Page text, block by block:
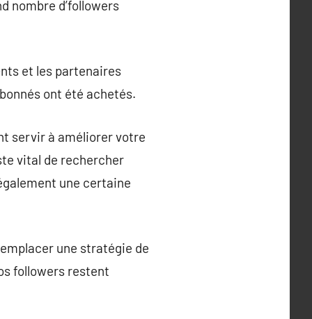
nombre d’followers
et les partenaires
ont été achetés.
servir à améliorer votre
vital de rechercher
une certaine
une stratégie de
followers restent